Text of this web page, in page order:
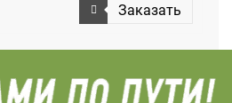
Заказать